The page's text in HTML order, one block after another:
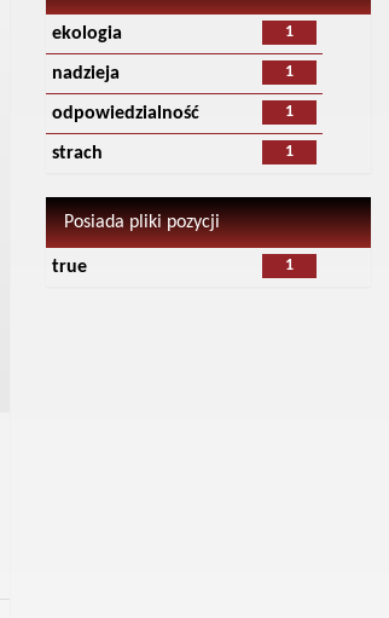
1
ekologia
1
nadzieja
1
odpowiedzialność
1
strach
Posiada pliki pozycji
1
true